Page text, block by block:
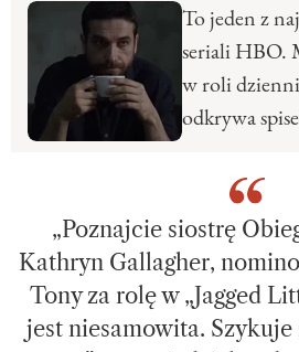
To jeden z
seriali HBO.
w roli
odkrywa
„Poznajcie siostrę
Kathryn Gallagher,
Tony za rolę w „Jagged
jest niesamowita.